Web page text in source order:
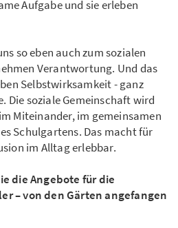
Aufgabe und sie erleben
so eben auch zum sozialen
Verantwortung. Und das
Selbstwirksamkeit - ganz
Die soziale Gemeinschaft wird
Miteinander, im gemeinsamen
Schulgartens. Das macht für
im Alltag erlebbar.
die Angebote für die
– von den Gärten angefangen